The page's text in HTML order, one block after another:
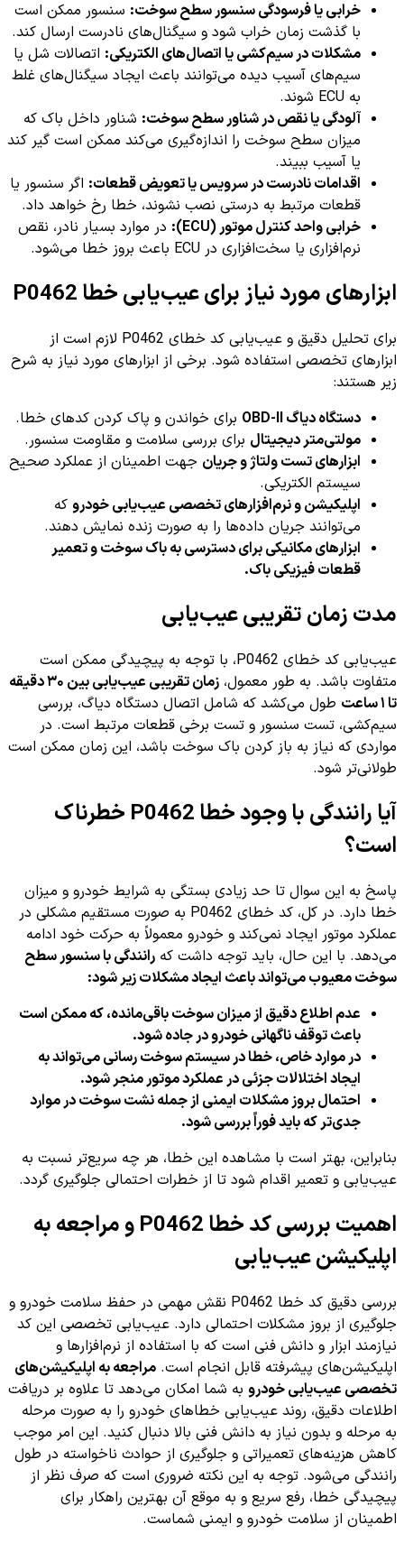
خرابی یا فرسودگی سنسور سطح سوخت: سنسور ممکن است
با گذشت زمان خراب شود و سیگنال‌های نادرست ارسال کند.
مشکلات در سیم‌کشی یا اتصال‌های الکتریکی: اتصالات شل یا
سیم‌های آسیب دیده می‌توانند باعث ایجاد سیگنال‌های غلط
به ECU شوند.
آلودگی یا نقص در شناور سطح سوخت: شناور داخل باک که
میزان سطح سوخت را اندازه‌گیری می‌کند ممکن است گیر کند
یا آسیب ببیند.
اقدامات نادرست در سرویس یا تعویض قطعات: اگر سنسور یا
قطعات مرتبط به درستی نصب نشوند، خطا رخ خواهد داد.
خرابی واحد کنترل موتور (ECU):
در موارد بسیار نادر، نقص
نرم‌افزاری یا سخت‌افزاری در ECU باعث بروز خطا می‌شود.
ابزارهای مورد نیاز برای عیب‌یابی خطا P0462
برای تحلیل دقیق و عیب‌یابی کد خطای P0462 لازم است از
ابزارهای تخصصی استفاده شود. برخی از ابزارهای مورد نیاز به شرح
زیر هستند:
دستگاه دیاگ OBD-II
برای خواندن و پاک کردن کدهای خطا.
مولتی‌متر دیجیتال برای بررسی سلامت و مقاومت سنسور.
ابزارهای تست ولتاژ و جریان جهت اطمینان از عملکرد صحیح
سیستم الکتریکی.
اپلیکیشن و نرم‌افزارهای تخصصی عیب‌یابی خودرو که
می‌توانند جریان داده‌ها را به صورت زنده نمایش دهند.
ابزارهای مکانیکی برای دسترسی به باک سوخت و تعمیر
قطعات فیزیکی باک.
مدت زمان تقریبی عیب‌یابی
عیب‌یابی کد خطای P0462، با توجه به پیچیدگی ممکن است
متفاوت باشد. به طور معمول،
زمان تقریبی عیب‌یابی بین ۳۰ دقیقه
تا ۱ ساعت
طول می‌کشد که شامل اتصال دستگاه دیاگ، بررسی
سیم‌کشی، تست سنسور و تست برخی قطعات مرتبط است. در
مواردی که نیاز به باز کردن باک سوخت باشد، این زمان ممکن است
طولانی‌تر شود.
آیا رانندگی با وجود خطا P0462 خطرناک
است؟
پاسخ به این سوال تا حد زیادی بستگی به شرایط خودرو و میزان
خطا دارد. در کل، کد خطای P0462 به صورت مستقیم مشکلی در
عملکرد موتور ایجاد نمی‌کند و خودرو معمولاً به حرکت خود ادامه
می‌دهد. با این حال، باید توجه داشت که رانندگی با سنسور سطح
سوخت معیوب می‌تواند باعث ایجاد مشکلات زیر شود:
عدم اطلاع دقیق از میزان سوخت باقی‌مانده، که ممکن است
باعث توقف ناگهانی خودرو در جاده شود.
در موارد خاص، خطا در سیستم سوخت رسانی می‌تواند به
ایجاد اختلالات جزئی در عملکرد موتور منجر شود.
احتمال بروز مشکلات ایمنی از جمله نشت سوخت در موارد
جدی‌تر که باید فوراً بررسی شود.
بنابراین، بهتر است با مشاهده این خطا، هر چه سریع‌تر نسبت به
عیب‌یابی و تعمیر اقدام شود تا از خطرات احتمالی جلوگیری گردد.
اهمیت بررسی کد خطا P0462 و مراجعه به
اپلیکیشن عیب‌یابی
بررسی دقیق کد خطا P0462 نقش مهمی در حفظ سلامت خودرو و
جلوگیری از بروز مشکلات احتمالی دارد. عیب‌یابی تخصصی این کد
نیازمند ابزار و دانش فنی است که با استفاده از نرم‌افزارها و
اپلیکیشن‌های پیشرفته قابل انجام است. مراجعه به اپلیکیشن‌های
تخصصی عیب‌یابی خودرو به شما امکان می‌دهد تا علاوه بر دریافت
اطلاعات دقیق، روند عیب‌یابی خطاهای خودرو را به صورت مرحله
به مرحله و بدون نیاز به دانش فنی بالا دنبال کنید. این امر موجب
کاهش هزینه‌های تعمیراتی و جلوگیری از حوادث ناخواسته در طول
رانندگی می‌شود. توجه به این نکته ضروری است که صرف نظر از
پیچیدگی خطا، رفع سریع و به موقع آن بهترین راهکار برای
اطمینان از سلامت خودرو و ایمنی شماست.